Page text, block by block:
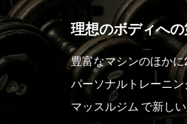
理想のボディへ
豊富なマシンのほか
パーソナルトレーニン
マッスルジム で新し